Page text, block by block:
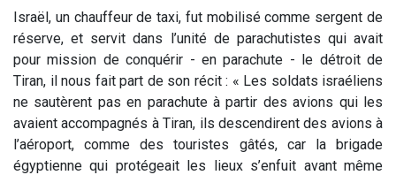
Israël, un chauffeur de taxi, fut mobilisé comme sergent de
réserve, et servit dans l’unité de parachutistes qui avait
pour mission de conquérir - en parachute - le détroit de
Tiran, il nous fait part de son récit : « Les soldats israéliens
ne sautèrent pas en parachute à partir des avions qui les
avaient accompagnés à Tiran, ils descendirent des avions à
l’aéroport, comme des touristes gâtés, car la brigade
égyptienne qui protégeait les lieux s’enfuit avant même